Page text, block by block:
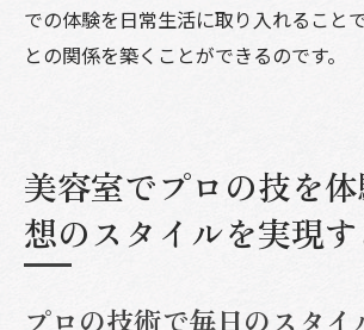
での体験を日常生活に取り入れること
との関係を築くことができるのです。
美容室でプロの技を
想のスタイルを実現す
プロの技術で毎日のスタイ